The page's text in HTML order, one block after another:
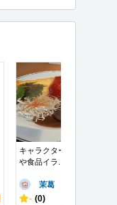
キャラクターイラスト
や食品イラ...
茉葛
- (0)